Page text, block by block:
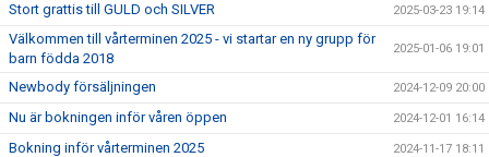
Stort grattis till GULD och SILVER 2025-03-23 19:14
Välkommen till vårterminen 2025 - vi startar en ny grupp för
barn födda 2018
2025-01-06 19:01
Newbody försäljningen 2024-12-09 20:00
Nu är bokningen inför våren öppen 2024-12-01 16:14
Bokning inför vårterminen 2025 2024-11-17 18:11